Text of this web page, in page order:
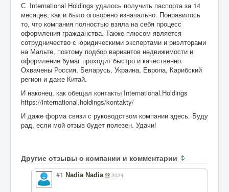
С International Holdings удалось получить паспорта за 14
месяцев, как и было оговорено изначально. Понравилось
то, что компания полностью взяла на себя процесс
оформления гражданства. Также плюсом является
сотрудничество с юридическими экспертами и риэлторами
на Мальте, поэтому подбор вариантов недвижимости и
оформление бумаг проходит быстро и качественно.
Охвачены Россия, Беларусь, Украина, Европа, Карибский
регион и даже Китай.
И наконец, как обещал контакты International.Holdings
https://international.holdings/kontakty/
И даже форма связи с руководством компании здесь. Буду
рад, если мой отзыв будет полезен. Удачи!
Другие отзывы о компании и комментарии
#1 Nadia Nadia 2024